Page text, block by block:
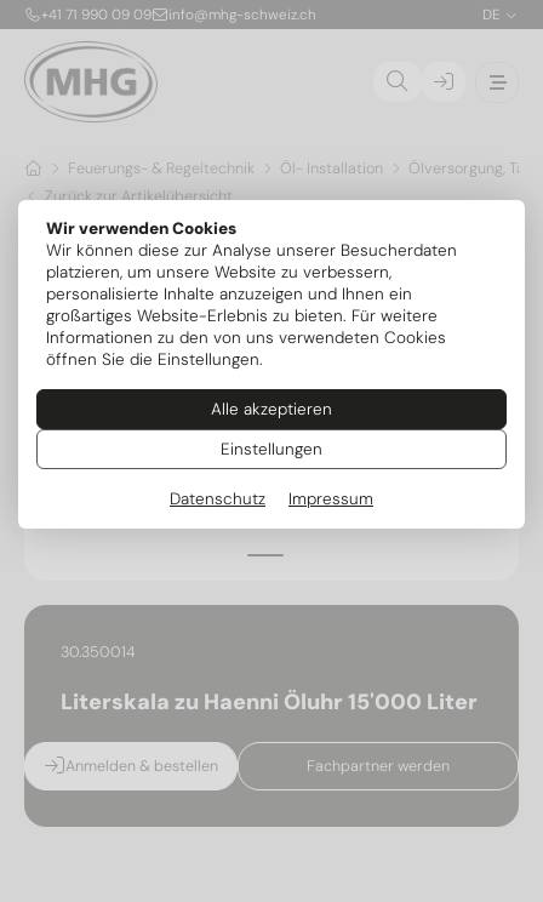
Wir verwenden Cookies
Wir können diese zur Analyse unserer Besucherdaten
platzieren, um unsere Website zu verbessern,
personalisierte Inhalte anzuzeigen und Ihnen ein
großartiges Website-Erlebnis zu bieten. Für weitere
Informationen zu den von uns verwendeten Cookies
öffnen Sie die Einstellungen.
Alle akzeptieren
Einstellungen
Datenschutz Impressum
+41 71 990 09 09 info@mhg-schweiz.ch DE
Feuerungs- & Regeltechnik Öl- Installation
Ölversorgung,
Zurück zur Artikelübersicht
30.350014
Literskala zu Haenni Öluhr 15'000 Liter
Anmelden & bestellen Fachpartner werden